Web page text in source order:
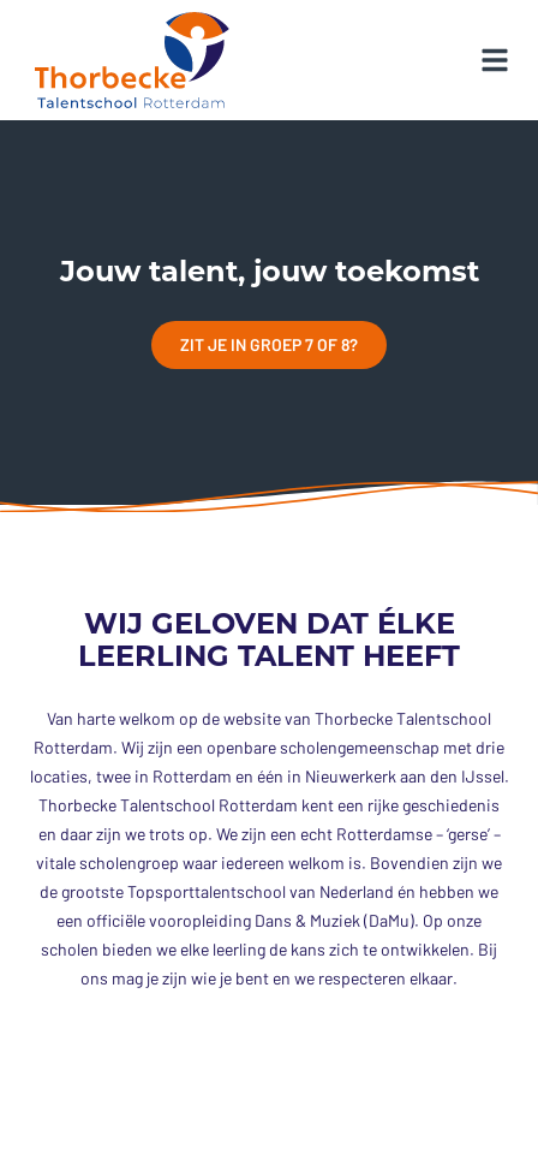
Jouw talent, jouw toekomst
ZIT JE IN GROEP 7 OF 8?
WIJ GELOVEN DAT ÉLKE
LEERLING TALENT HEEFT
Van harte welkom op de website van Thorbecke Talentschool
Rotterdam. Wij zijn een openbare scholengemeenschap met drie
locaties, twee in Rotterdam en één in Nieuwerkerk aan den IJssel.
Thorbecke Talentschool Rotterdam kent een rijke geschiedenis
en daar zijn we trots op. We zijn een echt Rotterdamse – ‘gerse’ –
vitale scholengroep waar iedereen welkom is. Bovendien zijn we
de grootste Topsporttalentschool van Nederland én hebben we
een officiële vooropleiding Dans & Muziek (DaMu). Op onze
scholen bieden we elke leerling de kans zich te ontwikkelen. Bij
ons mag je zijn wie je bent en we respecteren elkaar.